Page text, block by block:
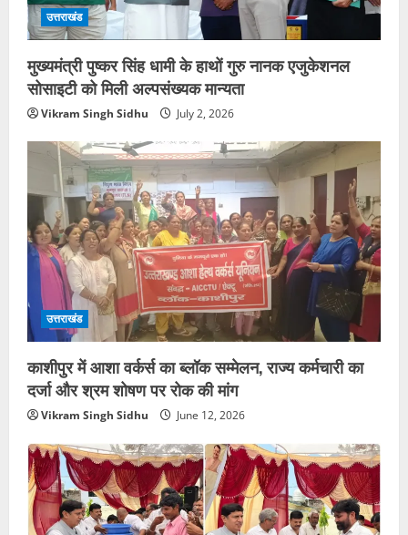
उत्तराखंड
मुख्यमंत्री पुष्कर सिंह धामी के हाथों गुरु नानक एजुकेशनल
सोसाइटी को मिली अल्पसंख्यक मान्यता
Vikram Singh Sidhu July 2, 2026
उत्तराखंड
काशीपुर में आशा वर्कर्स का ब्लॉक सम्मेलन, राज्य कर्मचारी का
दर्जा और श्रम शोषण पर रोक की मांग
Vikram Singh Sidhu June 12, 2026